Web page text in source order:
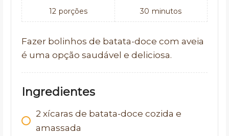
12 porções
30 minutos
Fazer bolinhos de batata-doce com aveia
é uma opção saudável e deliciosa.
Ingredientes
2 xícaras de batata-doce cozida e
amassada